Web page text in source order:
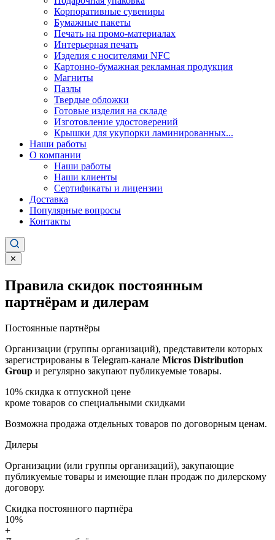
Корпоративные сувениры
Бумажные пакеты
Печать на промо-материалах
Интерьерная печать
Изделия с носителями NFC
Картонно-бумажная рекламная продукция
Магниты
Пазлы
Твердые обложки
Готовые изделия на складе
Изготовление удостоверений
Крышки для укупорки ламинированных...
Наши работы
О компании
Наши работы
Наши клиенты
Сертификаты и лицензии
Доставка
Популярные вопросы
Контакты
✕
Правила скидок постоянным
партнёрам и дилерам
Постоянные партнёры
Организации (группы организаций), представители которых
зарегистрированы в Telegram-канале Micros Distribution
Group и регулярно закупают публикуемые товары.
10% скидка к отпускной цене
кроме товаров со специальными скидками
Возможна продажа отдельных товаров по договорным ценам.
Дилеры
Организации (или группы организаций), закупающие
публикуемые товары и имеющие план продаж по дилерскому
договору.
Скидка постоянного партнёра
10%
+